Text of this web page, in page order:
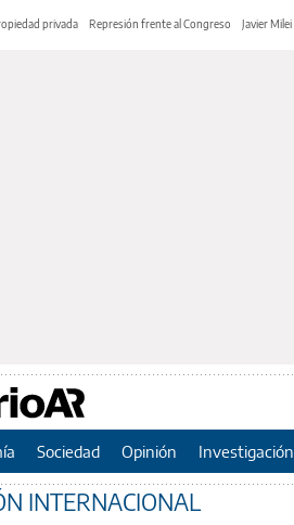
privada Represión frente al Congreso Javier Milei
Sociedad Opinión Investigación
INTERNACIONAL